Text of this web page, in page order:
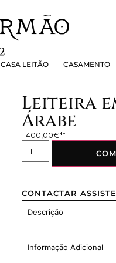
CASA LEITÃO CASAMENTO
CASA LEITÃO
Leiteira
Árabe
1.400,00€
CONTACTAR
Descrição
Informação Adicional